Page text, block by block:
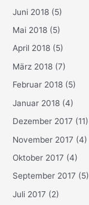
Juni 2018 (5)
Mai 2018 (5)
April 2018 (5)
März 2018 (7)
Februar 2018 (5)
Januar 2018 (4)
Dezember 2017 (11)
November 2017 (4)
Oktober 2017 (4)
September 2017 (5)
Juli 2017 (2)